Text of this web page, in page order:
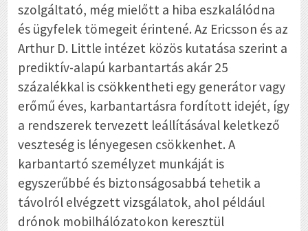
szolgáltató, még mielőtt a hiba eszkalálódna
és ügyfelek tömegeit érintené. Az Ericsson és az
Arthur D. Little intézet közös kutatása szerint a
prediktív-alapú karbantartás akár 25
százalékkal is csökkentheti egy generátor vagy
erőmű éves, karbantartásra fordított idejét, így
a rendszerek tervezett leállításával keletkező
veszteség is lényegesen csökkenhet. A
karbantartó személyzet munkáját is
egyszerűbbé és biztonságosabbá tehetik a
távolról elvégzett vizsgálatok, ahol például
drónok mobilhálózatokon keresztül